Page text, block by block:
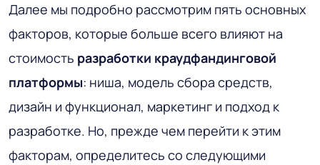
Далее мы подробно рассмотрим пять основных
факторов, которые больше всего влияют на
стоимость разработки краудфандинговой
платформы: ниша, модель сбора средств,
дизайн и функционал, маркетинг и подход к
разработке. Но, прежде чем перейти к этим
факторам, определитесь со следующими